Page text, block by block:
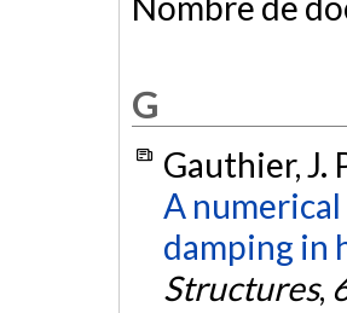
G
Gauthier, J.
A
damping in
Structures,